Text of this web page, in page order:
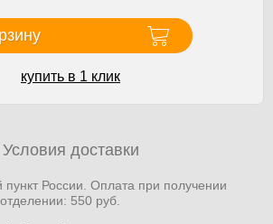
купить в 1 клик
Условия доставки
России. Оплата при получении
550 руб.